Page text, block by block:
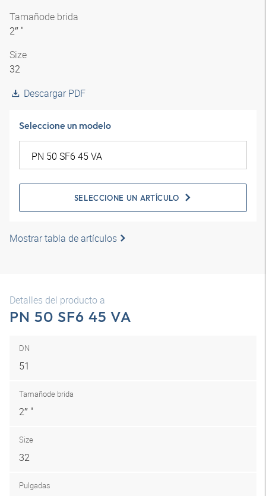
Tamañode brida
2″ "
Size
32
Descargar PDF
Seleccione un modelo
SELECCIONE UN ARTÍCULO
Mostrar tabla de artículos
Detalles del producto a
PN 50 SF6 45 VA
DN
51
Tamañode brida
2″ "
Size
32
Pulgadas